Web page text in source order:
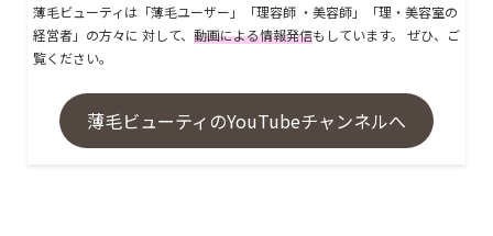
薄毛ビューティは「薄毛ユーザー」「理容師 ・美容師」「理・美容室の
経営者」の方々に 対して、 動画による情報発信もしています。 ぜひ、ご
覧ください。
薄毛ビューティのYouTubeチャンネルへ